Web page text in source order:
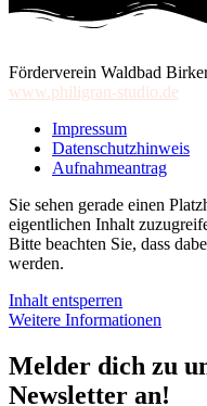
Förderverein Waldbad
www.philigran-studio.de
Impressum
Datenschutzhinweis
Aufnahmeantrag
Sie sehen gerade einen
eigentlichen Inhalt
Bitte beachten Sie, dass
werden.
Inhalt entsperren
Weitere Informationen
Melder dich zu
Newsletter an!